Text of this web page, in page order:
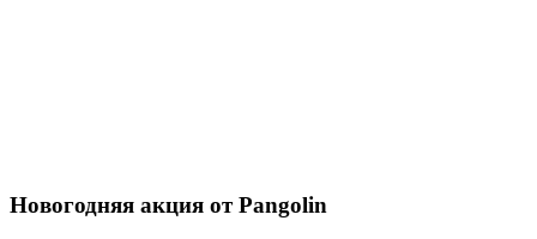
Новогодняя акция от Pangolin